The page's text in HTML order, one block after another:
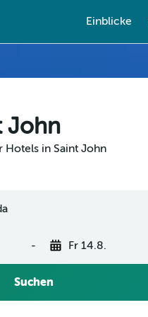
Einblicke
John
Hotels in Saint John
- Fr 14.8.
Suchen